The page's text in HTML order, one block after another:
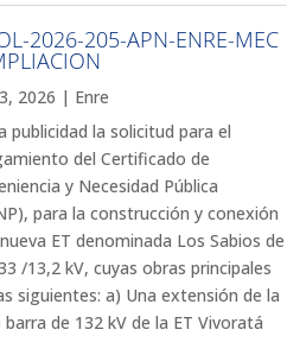
2026-205-APN-ENRE-MEC
2026 | Enre
publicidad la solicitud para el
del Certificado de
y Necesidad Pública
para la construcción y conexión
ET denominada Los Sabios de
/13,2 kV, cuyas obras principales
siguientes: a) Una extensión de la
barra de 132 kV de la ET Vivoratá